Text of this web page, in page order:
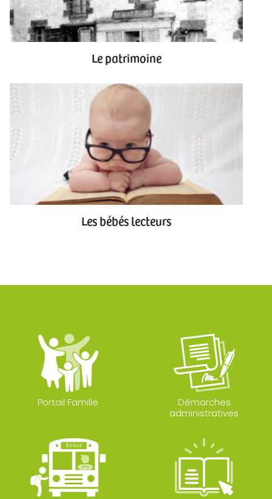
Le patrimoine
Les bébés lecteurs
Portail Famille
Démarches
administratives